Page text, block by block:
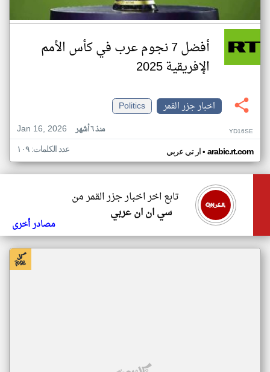
أفضل 7 نجوم عرب في كأس الأمم
الإفريقية 2025
اخبار جزر القمر
Politics
Jan 16, 2026
منذ ٦ أشهر YD16SE
ار تي عربي• arabic.rt.com عدد الكلمات: ١٠٩
تابع اخر اخبار جزر القمر من
سي ان ان عربي
مصادر أخرى